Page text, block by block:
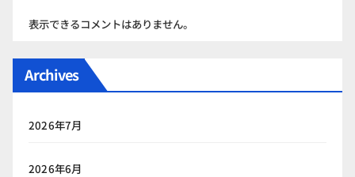
表示できるコメントはありません。
Archives
2026年7月
2026年6月